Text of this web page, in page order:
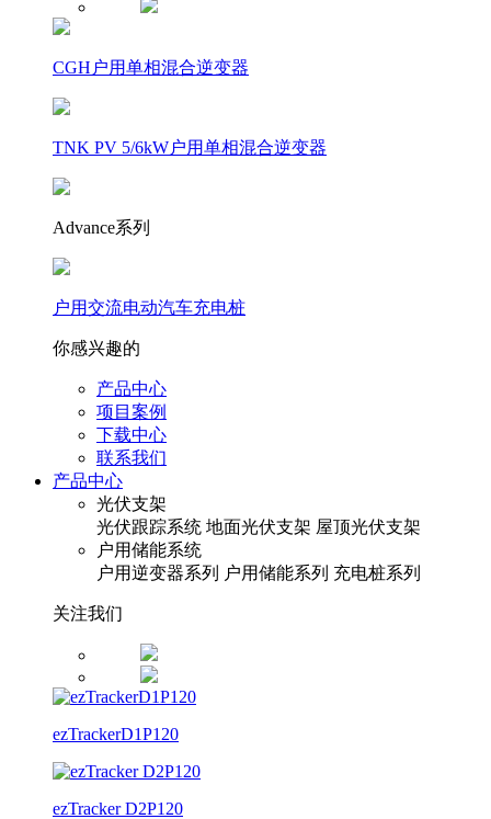
CGH户用单相混合逆变器
TNK PV 5/6kW户用单相混合逆变器
Advance系列
户用交流电动汽车充电桩
你感兴趣的
产品中心
项目案例
下载中心
联系我们
产品中心
光伏支架
光伏跟踪系统 地面光伏支架 屋顶光伏支架
户用储能系统
户用逆变器系列
户用储能系列 充电桩系列
关注我们
ezTrackerD1P120
ezTracker D2P120